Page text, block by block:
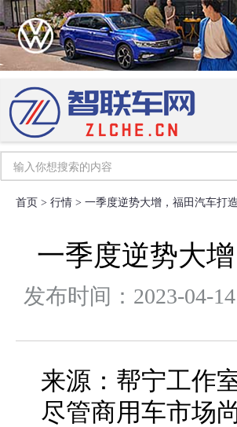
首页 > 行情 > 一季度逆势大增，福田汽车打
一季度逆势大
发布时间：2023-
来源：帮宁工作
尽管商用车市场